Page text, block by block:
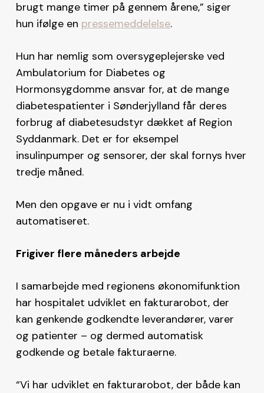
brugt mange timer på gennem årene,” siger
hun ifølge en pressemeddelelse.
Hun har nemlig som oversygeplejerske ved
Ambulatorium for Diabetes og
Hormonsygdomme ansvar for, at de mange
diabetespatienter i Sønderjylland får deres
forbrug af diabetesudstyr dækket af Region
Syddanmark. Det er for eksempel
insulinpumper og sensorer, der skal fornys hver
tredje måned.
Men den opgave er nu i vidt omfang
automatiseret.
Frigiver flere måneders arbejde
I samarbejde med regionens økonomifunktion
har hospitalet udviklet en fakturarobot, der
kan genkende godkendte leverandører, varer
og patienter – og dermed automatisk
godkende og betale fakturaerne.
“Vi har udviklet en fakturarobot, der både kan